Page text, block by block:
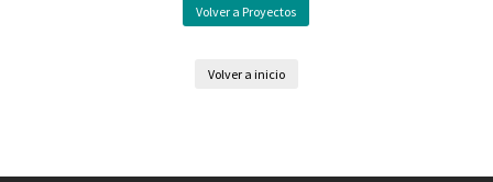
Volver a Proyectos
Volver a inicio